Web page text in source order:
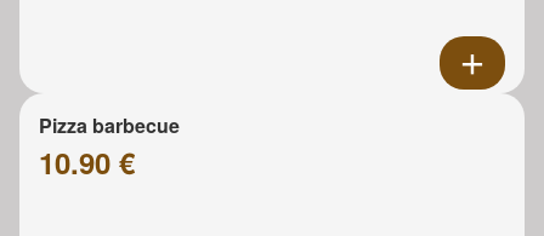
Pizza barbecue
10.90 €